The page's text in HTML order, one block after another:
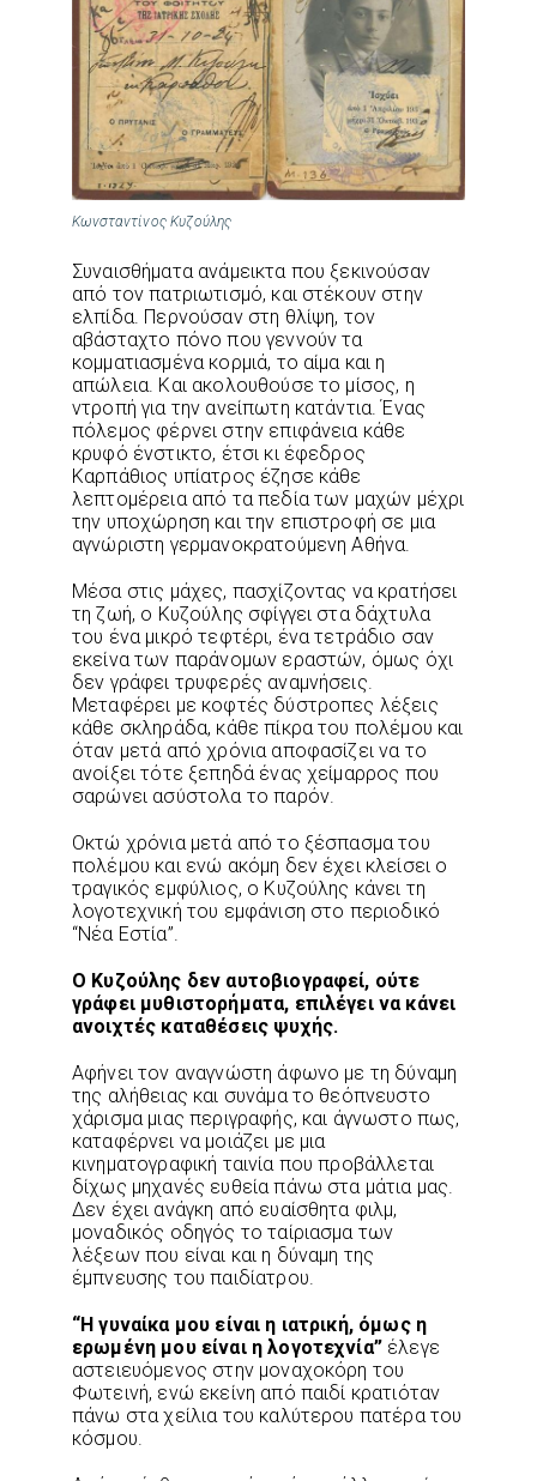
Κωνσταντίνος Κυζούλης
Συναισθήματα ανάμεικτα που ξεκινούσαν
από τον πατριωτισμό, και στέκουν στην
ελπίδα. Περνούσαν στη θλίψη, τον
αβάσταχτο πόνο που γεννούν τα
κομματιασμένα κορμιά, το αίμα και η
απώλεια. Και ακολουθούσε το μίσος, η
ντροπή για την ανείπωτη κατάντια. Ένας
πόλεμος φέρνει στην επιφάνεια κάθε
κρυφό ένστικτο, έτσι κι έφεδρος
Καρπάθιος υπίατρος έζησε κάθε
λεπτομέρεια από τα πεδία των μαχών μέχρι
την υποχώρηση και την επιστροφή σε μια
αγνώριστη γερμανοκρατούμενη Αθήνα.
Μέσα στις μάχες, πασχίζοντας να κρατήσει
τη ζωή, ο Κυζούλης σφίγγει στα δάχτυλα
του ένα μικρό τεφτέρι, ένα τετράδιο σαν
εκείνα των παράνομων εραστών, όμως όχι
δεν γράφει τρυφερές αναμνήσεις.
Μεταφέρει με κοφτές δύστροπες λέξεις
κάθε σκληράδα, κάθε πίκρα του πολέμου και
όταν μετά από χρόνια αποφασίζει να το
ανοίξει τότε ξεπηδά ένας χείμαρρος που
σαρώνει ασύστολα το παρόν.
Οκτώ χρόνια μετά από το ξέσπασμα του
πολέμου και ενώ ακόμη δεν έχει κλείσει ο
τραγικός εμφύλιος, ο Κυζούλης κάνει τη
λογοτεχνική του εμφάνιση στο περιοδικό
“Νέα Εστία”.
Ο Κυζούλης δεν αυτοβιογραφεί, ούτε
γράφει μυθιστορήματα, επιλέγει να κάνει
ανοιχτές καταθέσεις ψυχής.
Αφήνει τον αναγνώστη άφωνο με τη δύναμη
της αλήθειας και συνάμα το θεόπνευστο
χάρισμα μιας περιγραφής, και άγνωστο πως,
καταφέρνει να μοιάζει με μια
κινηματογραφική ταινία που προβάλλεται
δίχως μηχανές ευθεία πάνω στα μάτια μας.
Δεν έχει ανάγκη από ευαίσθητα φιλμ,
μοναδικός οδηγός το ταίριασμα των
λέξεων που είναι και η δύναμη της
έμπνευσης του παιδίατρου.
“Η γυναίκα μου είναι η ιατρική, όμως η
ερωμένη μου είναι η λογοτεχνία”έλεγε
αστειευόμενος στην μοναχοκόρη του
Φωτεινή, ενώ εκείνη από παιδί κρατιόταν
πάνω στα χείλια του καλύτερου πατέρα του
κόσμου.